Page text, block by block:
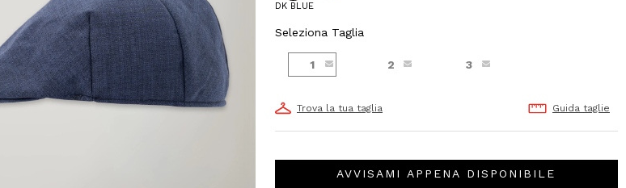
DK BLUE
Seleziona Taglia
1 2 3
Trova la tua taglia Guida taglie
AVVISAMI APPENA DISPONIBILE